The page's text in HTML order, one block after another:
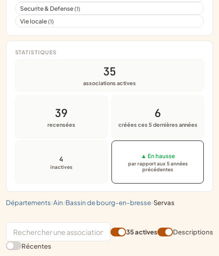
départements/ ain/ bassin de bourg-en-bresse/ servas
Securite & Defense(1)
Vie locale(1)
STATISTIQUES
35
associations actives
39
recensées
6
créées ces 5 dernières années
4
inactives
▲ En hausse
par rapport aux 5 années
précédentes
35 actives
Descriptions
Récentes